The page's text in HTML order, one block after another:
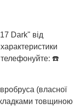
Dark" від
телефонуйте: ☎️
(власної
товщиною